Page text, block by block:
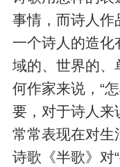
事情，而诗人作
一个诗人的造化
域的、世界的
何作家来说，“
要，对于诗人来
常常表现在对生
诗歌《半歌》对